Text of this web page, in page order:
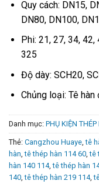
Quy cách: DN15,
DN80, DN100,
Phi: 21, 27, 34,
325
Độ dày: SCH20,
Chủng loại: Tê hàn
Danh mục: PHỤ KIỆN
Thẻ: Cangzhou Huaye,tê
hàn,tê thép hàn 114 60,tê
hàn 140 114,tê thép hàn
140,tê thép hàn 219 114,